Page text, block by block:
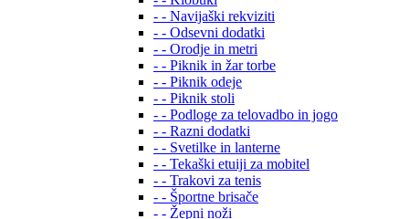
- - Navijaški rekviziti
- - Odsevni dodatki
- - Orodje in metri
- - Piknik in žar torbe
- - Piknik odeje
- - Piknik stoli
- - Podloge za telovadbo in jogo
- - Razni dodatki
- - Svetilke in lanterne
- - Tekaški etuiji za mobitel
- - Trakovi za tenis
- - Športne brisače
- - Žepni noži